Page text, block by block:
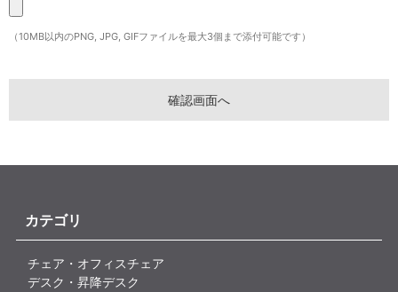
（10MB以内のPNG, JPG, GIFファイルを最大3個まで添付可能です）
カテゴリ
チェア・オフィスチェア
デスク・昇降デスク